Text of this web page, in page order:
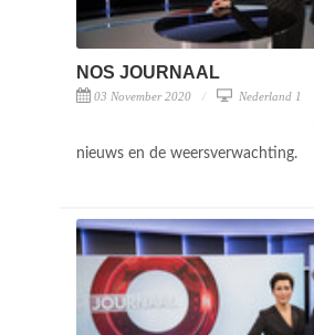
NOS JOURNAAL
03 November 2020 Nederland 1
nieuws en de weersverwachting.